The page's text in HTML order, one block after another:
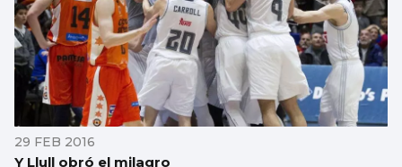
29 FEB 2016
Y Llull obró el milagro